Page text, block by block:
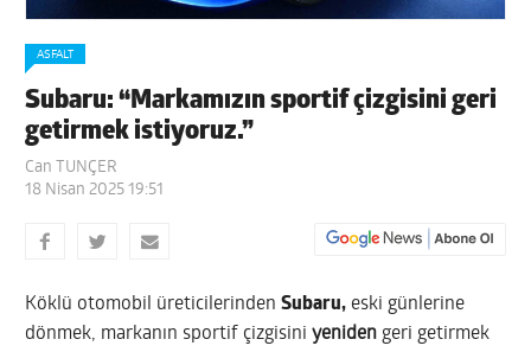
ASFALT
Subaru: “Markamızın sportif çizgisini geri
getirmek istiyoruz.”
Can TUNÇER
18 Nisan 2025 19:51
Köklü otomobil üreticilerindenSubaru, eski günlerine
dönmek, markanın sportif çizgisiniyeniden geri getirmek